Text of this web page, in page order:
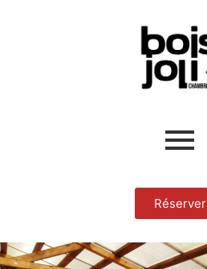
Réserver